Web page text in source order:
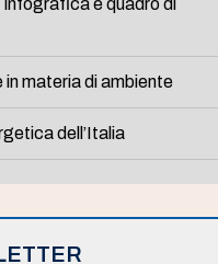
e quadro di
materia di ambiente
dell’Italia